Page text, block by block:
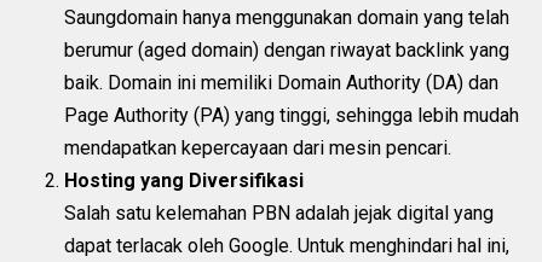
Saungdomain hanya menggunakan domain yang telah
berumur (aged domain) dengan riwayat backlink yang
baik. Domain ini memiliki Domain Authority (DA) dan
Page Authority (PA) yang tinggi, sehingga lebih mudah
mendapatkan kepercayaan dari mesin pencari.
Hosting yang Diversifikasi
Salah satu kelemahan PBN adalah jejak digital yang
dapat terlacak oleh Google. Untuk menghindari hal ini,